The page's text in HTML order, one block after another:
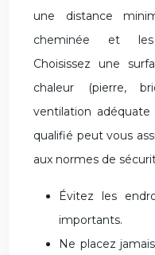
une distance
cheminée et les
Choisissez une
chaleur (pierre,
ventilation
qualifié peut vous
aux normes de
Évitez les
importants.
Ne placez